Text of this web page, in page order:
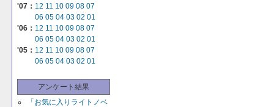
'07： 12 11 10 09 08 07
06 05 04 03 02 01
'06： 12 11 10 09 08 07
06 05 04 03 02 01
'05： 12 11 10 09 08 07
06 05 04 03 02 01
アンケート結果
「お気に入りライトノベ